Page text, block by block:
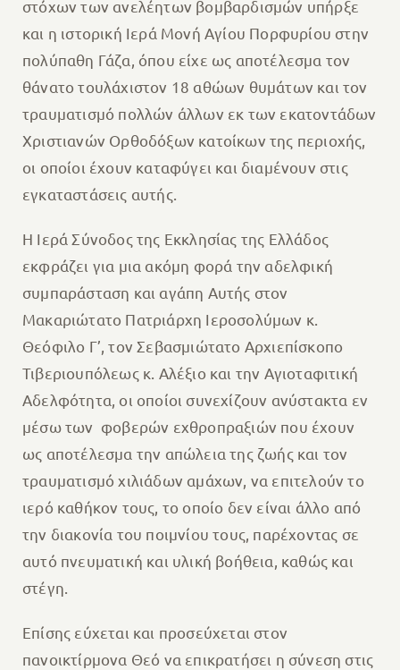
στόχων των ανελέητων βομβαρδισμών υπήρξε
και η ιστορική Ιερά Μονή Αγίου Πορφυρίου στην
πολύπαθη Γάζα, όπου είχε ως αποτέλεσμα τον
θάνατο τουλάχιστον 18 αθώων θυμάτων και τον
τραυματισμό πολλών άλλων εκ των εκατοντάδων
Χριστιανών Ορθοδόξων κατοίκων της περιοχής,
οι οποίοι έχουν καταφύγει και διαμένουν στις
εγκαταστάσεις αυτής.
Η Ιερά Σύνοδος της Εκκλησίας της Ελλάδος
εκφράζει για μια ακόμη φορά την αδελφική
συμπαράσταση και αγάπη Αυτής στον
Μακαριώτατο Πατριάρχη Ιεροσολύμων κ.
Θεόφιλο Γ’, τον Σεβασμιώτατο Αρχιεπίσκοπο
Τιβεριουπόλεως κ. Αλέξιο και την Αγιοταφιτική
Αδελφότητα, οι οποίοι συνεχίζουν ανύστακτα εν
μέσω των φοβερών εχθροπραξιών που έχουν
ως αποτέλεσμα την απώλεια της ζωής και τον
τραυματισμό χιλιάδων αμάχων, να επιτελούν το
ιερό καθήκον τους, το οποίο δεν είναι άλλο από
την διακονία του ποιμνίου τους, παρέχοντας σε
αυτό πνευματική και υλική βοήθεια, καθώς και
στέγη.
Επίσης εύχεται και προσεύχεται στον
πανοικτίρμονα Θεό να επικρατήσει η σύνεση στις